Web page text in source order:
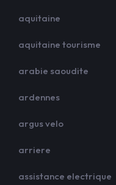
aquitaine
aquitaine tourisme
arabie saoudite
ardennes
argus velo
arriere
assistance electrique